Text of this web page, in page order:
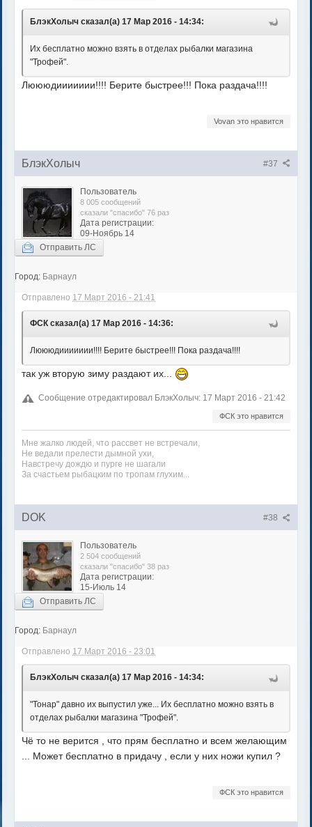
БлэкХолыч сказал(а) 17 Мар 2016 - 14:34:
Их бесплатно можно взять в отделах рыбалки магазина
"Трофей".
Люююдиииииии!!!! Берите быстрее!!! Пока раздача!!!!
Vovan это нравится
#37
БлэкХолыч
Пользователь
8 005 сообщений
сказали "спасибо" 76 раз
Дата регистрации:
09-Ноябрь 14
Отправить ЛС
Город: Барнаул
Отправлено 17 Март 2016 - 21:41
ФСК сказал(а) 17 Мар 2016 - 14:36:
Люююдиииииии!!!! Берите быстрее!!! Пока раздача!!!!
так уж вторую зиму раздают их...
Сообщение отредактировал БлэкХолыч: 17 Март 2016 - 21:42
ФСК это нравится
Мне жалко людей, что рассвет не встречали,
Не ведали прелести дымной ухи,
Навстречу дождю и пурге не шагали
За счастьем рыбацким по тропам глухим...
#38
DOK
Пользователь
2 504 сообщений
сказали "спасибо" 38 раз
Дата регистрации:
15-Июль 14
Отправить ЛС
Город: Барнаул
Отправлено 17 Март 2016 - 23:01
БлэкХолыч сказал(а) 17 Мар 2016 - 14:34:
"Тонар" давно их выпустил уже... Их бесплатно можно взять в
отделах рыбалки магазина "Трофей".
Чё то не верится , что прям бесплатно и всем желающим
... Может бесплатно в придачу , если у них ножи купил ?
ФСК это нравится